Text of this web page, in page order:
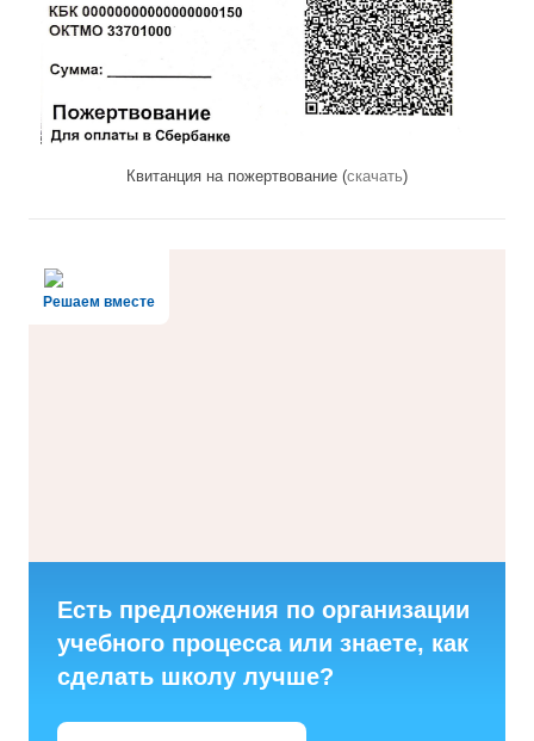
Квитанция на пожертвование (скачать)
Решаем вместе
Есть предложения по организации
учебного процесса или знаете, как
сделать школу лучше?